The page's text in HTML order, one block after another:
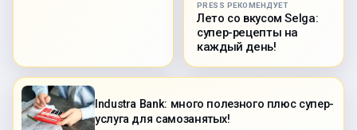
PRESS РЕКОМЕНДУЕТ
Лето со вкусом Selga:
супер-рецепты на
каждый день!
Industra Bank: много полезного плюс супер-
услуга для самозанятых!